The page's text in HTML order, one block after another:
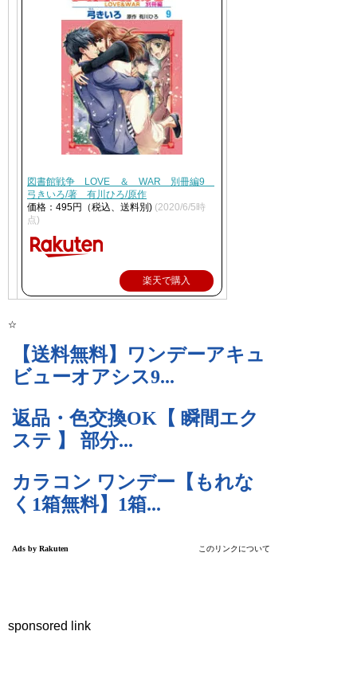
図書館戦争 LOVE ＆ WAR 別冊編9
弓きいろ/著 有川ひろ/原作
価格：495円（税込、送料別) (2020/6/5時
点)
楽天で購入
☆
sponsored link